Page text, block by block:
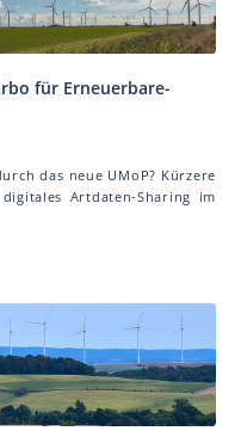
für Erneuerbare-
das neue UMoP? Kürzere
Artdaten-Sharing im